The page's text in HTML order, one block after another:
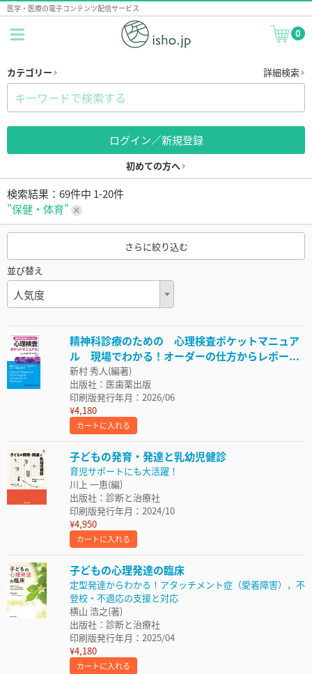
医学・医療の電子コンテンツ配信サービス
0
カテゴリー 詳細検索
ログイン／新規登録
初めての方へ
検索結果：69件中 1-20件
"保健・体育"
さらに絞り込む
並び替え
人気度
精神科診療のための 心理検査ポケットマニュア
ル 現場でわかる！オーダーの仕方からレポー...
新村 秀人(編著)
出版社：医歯薬出版
印刷版発行年月：2026/06
¥4,180
カートに入れる
子どもの発育・発達と乳幼児健診
育児サポートにも大活躍！
川上 一恵(編)
出版社：診断と治療社
印刷版発行年月：2024/10
¥4,950
カートに入れる
子どもの心理発達の臨床
定型発達からわかる！アタッチメント症（愛着障害），不
登校・不適応の支援と対応
横山 浩之(著)
出版社：診断と治療社
印刷版発行年月：2025/04
¥4,180
カートに入れる